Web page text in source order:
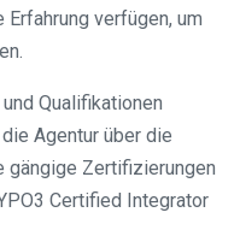
verfügen, um
Qualifikationen
Agentur über die
gängige Zertifizierungen
Certified Integrator